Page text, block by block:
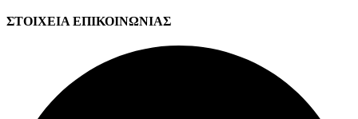
ΣΤΟΙΧΕΙΑ ΕΠΙΚΟΙΝΩΝΙΑΣ